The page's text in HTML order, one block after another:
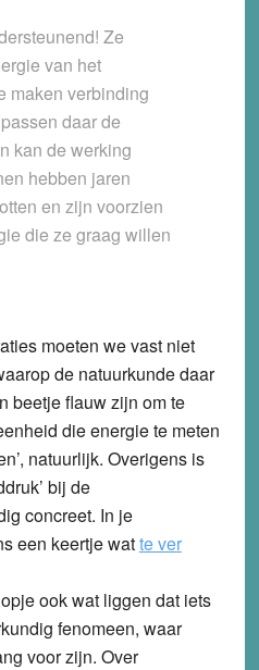
Ze
van het
maken verbinding
daar de
kan de werking
hebben jaren
en zijn voorzien
die ze graag willen
moeten we vast niet
de natuurkunde daar
beetje flauw zijn om te
die energie te meten
natuurlijk. Overigens is
bij de
concreet. In je
een keertje watte ver
ook wat liggen dat iets
fenomeen, waar
voor zijn. Over